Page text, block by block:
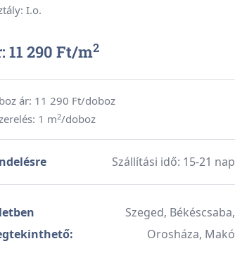
I.o.
11 290 Ft/m2
ár: 11 290 Ft/doboz
1 m2/doboz
Szállítási idő: 15-21 nap
Szeged, Békéscsaba,
Orosháza, Makó